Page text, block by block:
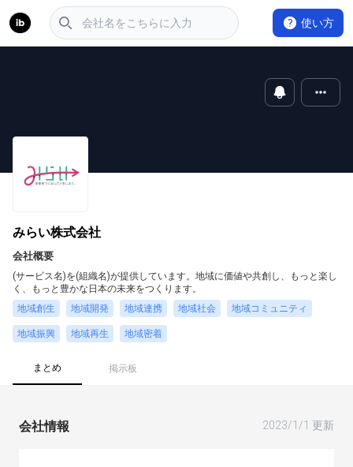
使い方
みらい株式会社
会社概要
(サービス名)を(組織名)が提供しています。地域に価値や共創し、もっと楽し
く、もっと豊かな日本の未来をつくります。
地域創生
地域開発 地域連携 地域社会 地域コミュニティ
地域振興 地域再生 地域密着
まとめ 掲示板
会社情報 2023/1/1 更新